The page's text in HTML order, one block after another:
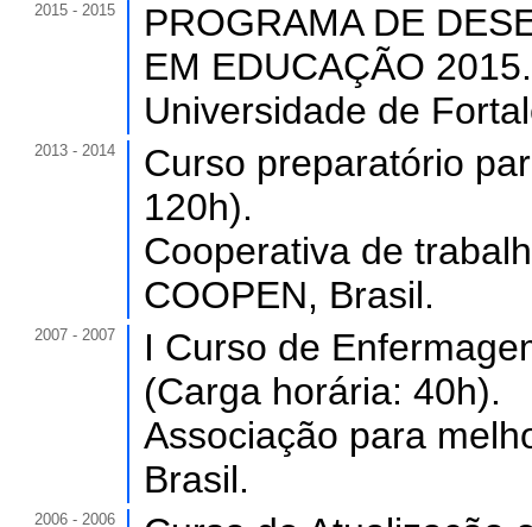
2015 - 2015
PROGRAMA DE
EM EDUCAÇÃO
Universidade de
2013 - 2014
Curso preparatório
120h).
Cooperativa de
COOPEN, Brasil.
2007 - 2007
I Curso de
(Carga horária: 40h).
Associação para
Brasil.
2006 - 2006